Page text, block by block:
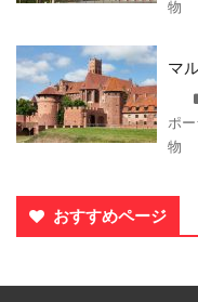
物
マ
ポ
物
おすすめページ